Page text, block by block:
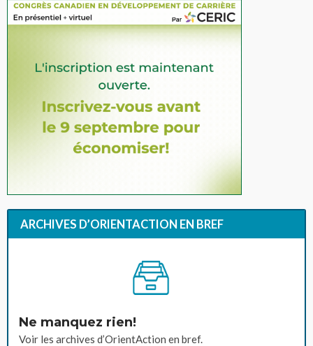
ARCHIVES D’ORIENTACTION EN BREF
Ne manquez rien!
Voir les archives d’OrientAction en bref.